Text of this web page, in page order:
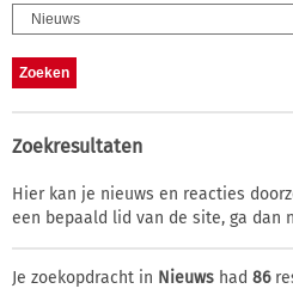
Zoekresultaten
Hier kan je nieuws en reacties
een bepaald lid van de site, ga dan
Je zoekopdracht in Nieuws had 86